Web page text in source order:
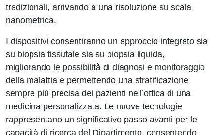
tradizionali, arrivando a una risoluzione su scala
nanometrica.
I dispositivi consentiranno un approccio integrato sia
su biopsia tissutale sia su biopsia liquida,
migliorando le possibilità di diagnosi e monitoraggio
della malattia e permettendo una stratificazione
sempre più precisa dei pazienti nell’ottica di una
medicina personalizzata. Le nuove tecnologie
rappresentano un significativo passo avanti per le
capacità di ricerca del Dipartimento, consentendo